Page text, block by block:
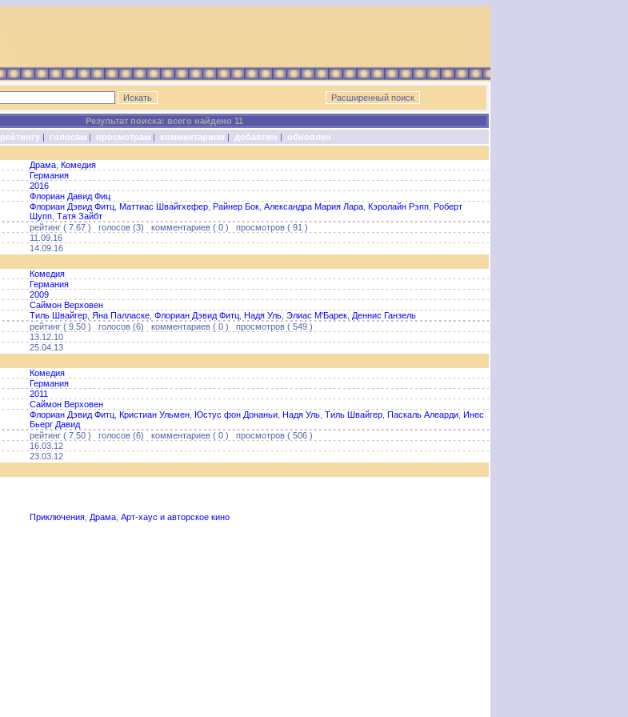
Результат поиска: всего найдено 11
рейтингу | голосам | просмотрам | комментариям | добавлен | обновлен
Драма Комедия
Германия
2016
Флориан Давид Фиц
Флориан Дэвид Фитц Маттиас Швайгхефер Райнер Бок Александра Мария Лара Кэролайн Рэпп Роберт
Шупп Татя Зайбт
рейтинг ( 7.67 ) голосов (3) комментариев ( 0 ) просмотров ( 91 )
11.09.16
14.09.16
Комедия
Германия
2009
Саймон Верховен
Тиль Швайгер Яна Палласке Флориан Дэвид Фитц Надя Уль Элиас М'Барек Деннис Ганзель
рейтинг ( 9.50 ) голосов (6) комментариев ( 0 ) просмотров ( 549 )
13.12.10
25.04.13
Комедия
Германия
2011
Саймон Верховен
Флориан Дэвид Фитц Кристиан Ульмен Юстус фон Донаньи Надя Уль Тиль Швайгер Паскаль Алеарди Инес
Бьерг Давид
рейтинг ( 7.50 ) голосов (6) комментариев ( 0 ) просмотров ( 506 )
16.03.12
23.03.12
Приключения Драма Арт-хаус и авторское кино